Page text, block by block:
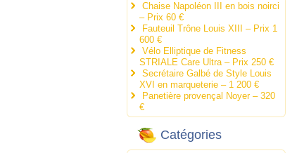
Chaise Napoléon III en bois noirci
– Prix 60 €
Fauteuil Trône Louis XIII – Prix 1
600 €
Vélo Elliptique de Fitness
STRIALE Care Ultra – Prix 250 €
Secrétaire Galbé de Style Louis
XVI en marqueterie – 1 200 €
Panetière provençal Noyer – 320
€
Catégories